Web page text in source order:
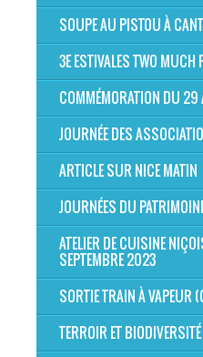
SOUPE AU PISTOU À
3E ESTIVALES TWO
COMMÉMORATION DU
JOURNÉE DES
ARTICLE SUR NICE MATIN
JOURNÉES DU
ATELIER DE CUISINE
SEPTEMBRE 2023
SORTIE TRAIN À VAPEUR
TERROIR ET